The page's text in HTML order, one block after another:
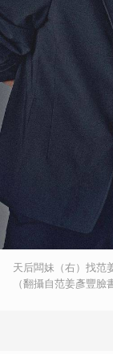
天后闆妹（右）找范
（翻攝自范姜彥豐臉